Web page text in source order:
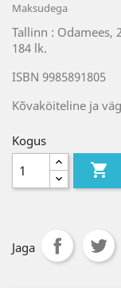
Maksudega
Tallinn : Odamees,
184 lk.
ISBN 9985891805
Kõvaköiteline ja
Kogus

Jaga